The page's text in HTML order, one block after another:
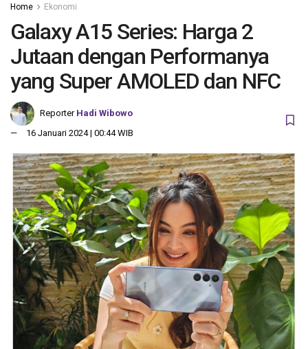
Home Ekonomi
Galaxy A15 Series: Harga 2
Jutaan dengan Performanya
yang Super AMOLED dan NFC
Reporter Hadi Wibowo
16 Januari 2024 | 00:44 WIB